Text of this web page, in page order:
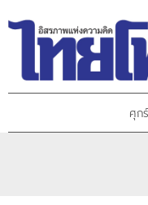
ศุก